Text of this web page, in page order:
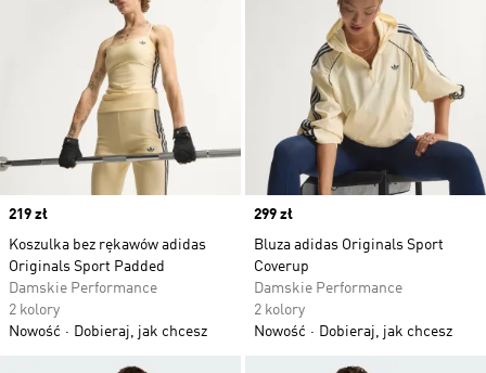
Price
219 zł
Koszulka bez rękawów adidas
Originals Sport Padded
Damskie Performance
2 kolory
Nowość
Dobieraj, jak chcesz
Price
299 zł
Bluza adidas Originals Sport
Coverup
Damskie Performance
2 kolory
Nowość
Dobieraj, jak chcesz